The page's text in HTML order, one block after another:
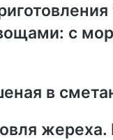
с
в
жереха.